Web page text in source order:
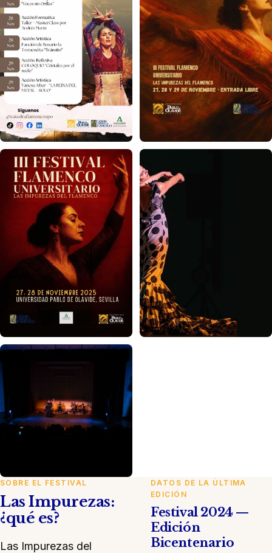
SOBRE EL FESTIVAL
Las Impurezas:
¿qué es?
Las Impurezas del
DATOS DE LA ÚLTIMA
EDICIÓN
Festival 2024 —
Edición
Bicentenario